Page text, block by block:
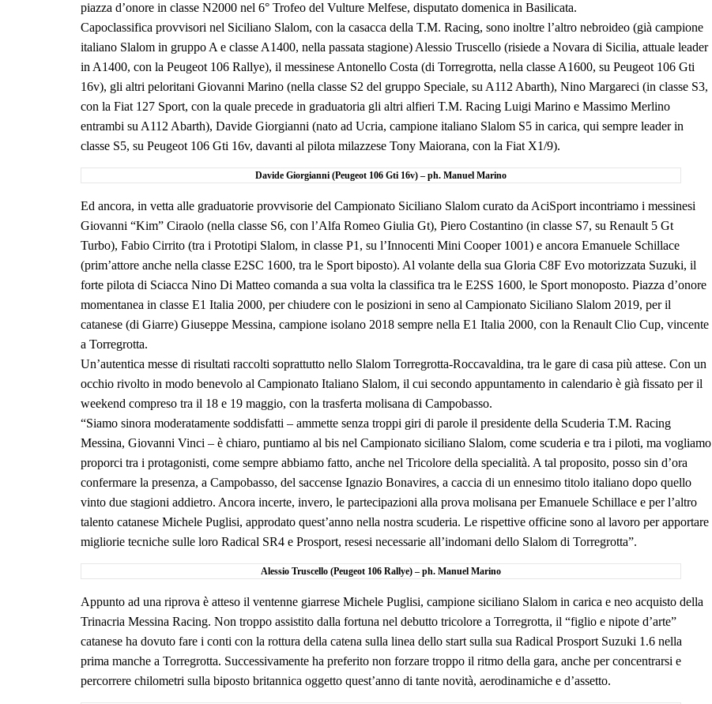
piazza d’onore in classe N2000 nel 6° Trofeo del Vulture Melfese, disputato domenica in Basilicata.
Capoclassifica provvisori nel Siciliano Slalom, con la casacca della T.M. Racing, sono inoltre l’altro nebroideo (già campione
italiano Slalom in gruppo A e classe A1400, nella passata stagione) Alessio Truscello (risiede a Novara di Sicilia, attuale leader
in A1400, con la Peugeot 106 Rallye), il messinese Antonello Costa (di Torregrotta, nella classe A1600, su Peugeot 106 Gti
16v), gli altri peloritani Giovanni Marino (nella classe S2 del gruppo Speciale, su A112 Abarth), Nino Margareci (in classe S3,
con la Fiat 127 Sport, con la quale precede in graduatoria gli altri alfieri T.M. Racing Luigi Marino e Massimo Merlino
entrambi su A112 Abarth), Davide Giorgianni (nato ad Ucria, campione italiano Slalom S5 in carica, qui sempre leader in
classe S5, su Peugeot 106 Gti 16v, davanti al pilota milazzese Tony Maiorana, con la Fiat X1/9).
Davide Giorgianni (Peugeot 106 Gti 16v) – ph. Manuel Marino
Ed ancora, in vetta alle graduatorie provvisorie del Campionato Siciliano Slalom curato da AciSport incontriamo i messinesi
Giovanni “Kim” Ciraolo (nella classe S6, con l’Alfa Romeo Giulia Gt), Piero Costantino (in classe S7, su Renault 5 Gt
Turbo), Fabio Cirrito (tra i Prototipi Slalom, in classe P1, su l’Innocenti Mini Cooper 1001) e ancora Emanuele Schillace
(prim’attore anche nella classe E2SC 1600, tra le Sport biposto). Al volante della sua Gloria C8F Evo motorizzata Suzuki, il
forte pilota di Sciacca Nino Di Matteo comanda a sua volta la classifica tra le E2SS 1600, le Sport monoposto. Piazza d’onore
momentanea in classe E1 Italia 2000, per chiudere con le posizioni in seno al Campionato Siciliano Slalom 2019, per il
catanese (di Giarre) Giuseppe Messina, campione isolano 2018 sempre nella E1 Italia 2000, con la Renault Clio Cup, vincente
a Torregrotta.
Un’autentica messe di risultati raccolti soprattutto nello Slalom Torregrotta-Roccavaldina, tra le gare di casa più attese. Con un
occhio rivolto in modo benevolo al Campionato Italiano Slalom, il cui secondo appuntamento in calendario è già fissato per il
weekend compreso tra il 18 e 19 maggio, con la trasferta molisana di Campobasso.
“Siamo sinora moderatamente soddisfatti – ammette senza troppi giri di parole il presidente della Scuderia T.M. Racing
Messina, Giovanni Vinci – è chiaro, puntiamo al bis nel Campionato siciliano Slalom, come scuderia e tra i piloti, ma vogliamo
proporci tra i protagonisti, come sempre abbiamo fatto, anche nel Tricolore della specialità. A tal proposito, posso sin d’ora
confermare la presenza, a Campobasso, del saccense Ignazio Bonavires, a caccia di un ennesimo titolo italiano dopo quello
vinto due stagioni addietro. Ancora incerte, invero, le partecipazioni alla prova molisana per Emanuele Schillace e per l’altro
talento catanese Michele Puglisi, approdato quest’anno nella nostra scuderia. Le rispettive officine sono al lavoro per apportare
migliorie tecniche sulle loro Radical SR4 e Prosport, resesi necessarie all’indomani dello Slalom di Torregrotta”.
Alessio Truscello (Peugeot 106 Rallye) – ph. Manuel Marino
Appunto ad una riprova è atteso il ventenne giarrese Michele Puglisi, campione siciliano Slalom in carica e neo acquisto della
Trinacria Messina Racing. Non troppo assistito dalla fortuna nel debutto tricolore a Torregrotta, il “figlio e nipote d’arte”
catanese ha dovuto fare i conti con la rottura della catena sulla linea dello start sulla sua Radical Prosport Suzuki 1.6 nella
prima manche a Torregrotta. Successivamente ha preferito non forzare troppo il ritmo della gara, anche per concentrarsi e
percorrere chilometri sulla biposto britannica oggetto quest’anno di tante novità, aerodinamiche e d’assetto.